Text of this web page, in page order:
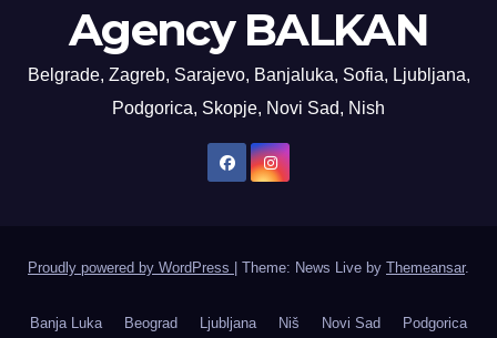
Agency BALKAN
Belgrade, Zagreb, Sarajevo, Banjaluka, Sofia, Ljubljana,
Podgorica, Skopje, Novi Sad, Nish
Proudly powered by WordPress Theme: News Live by Themeansar.
Banja Luka Beograd Ljubljana Niš Novi Sad Podgorica